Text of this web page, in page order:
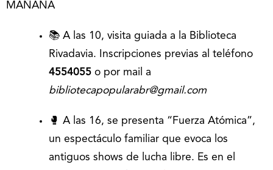
MAÑANA
📚 A las 10, visita guiada a la Biblioteca
Rivadavia. Inscripciones previas al teléfono
4554055 o por mail a
bibliotecapopularabr@gmail.com
🥊 A las 16, se presenta “Fuerza Atómica”,
un espectáculo familiar que evoca los
antiguos shows de lucha libre. Es en el